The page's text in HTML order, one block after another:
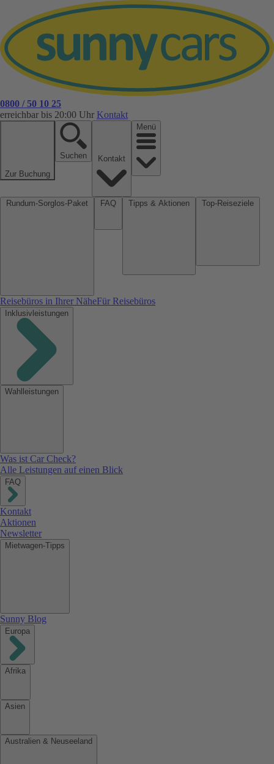
0800 / 50 10 25
erreichbar bis 20:00 Uhr Kontakt
Zur Buchung
Suchen
Menü
Reisebüros in Ihrer NäheFür Reisebüros
Inklusivleistungen
Wahlleistungen
Was ist Car Check?
Alle Leistungen auf einen Blick
FAQ
Kontakt
Aktionen
Newsletter
Mietwagen-Tipps
Sunny Blog
Europa
Afrika
Asien
Australien & Neuseeland